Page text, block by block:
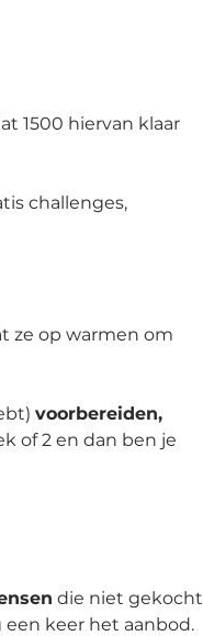
1500 hiervan klaar
challenges,
ze op warmen om
voorbereiden,
of 2 en dan ben je
die niet gekocht
keer het aanbod.